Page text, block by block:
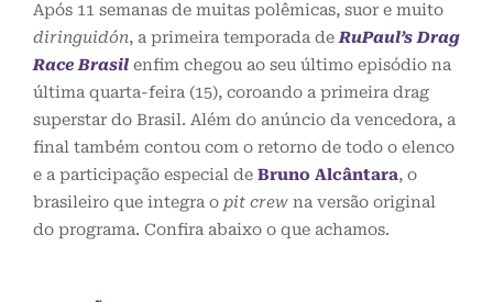
Após 11 semanas de muitas polêmicas, suor e muito
diringuidón, a primeira temporada deRuPaul’s Drag
Race Brasil enfim chegou ao seu último episódio na
última quarta-feira (15), coroando a primeira drag
superstar do Brasil. Além do anúncio da vencedora, a
final também contou com o retorno de todo o elenco
e a participação especial de Bruno Alcântara, o
brasileiro que integra o pit crew na versão original
do programa. Confira abaixo o que achamos.